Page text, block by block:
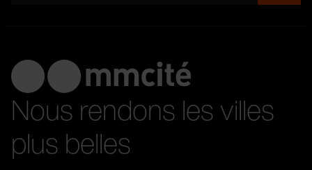
Nous rendons les villes
plus belles